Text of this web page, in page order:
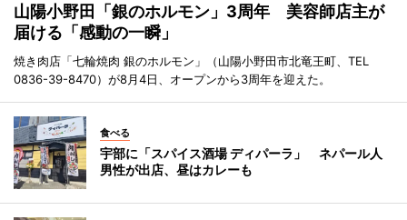
山陽小野田「銀のホルモン」3周年 美容師店主が
届ける「感動の一瞬」
焼き肉店「七輪焼肉 銀のホルモン」（山陽小野田市北竜王町、TEL
0836-39-8470）が8月4日、オープンから3周年を迎えた。
食べる
宇部に「スパイス酒場 ディパーラ」 ネパール人
男性が出店、昼はカレーも